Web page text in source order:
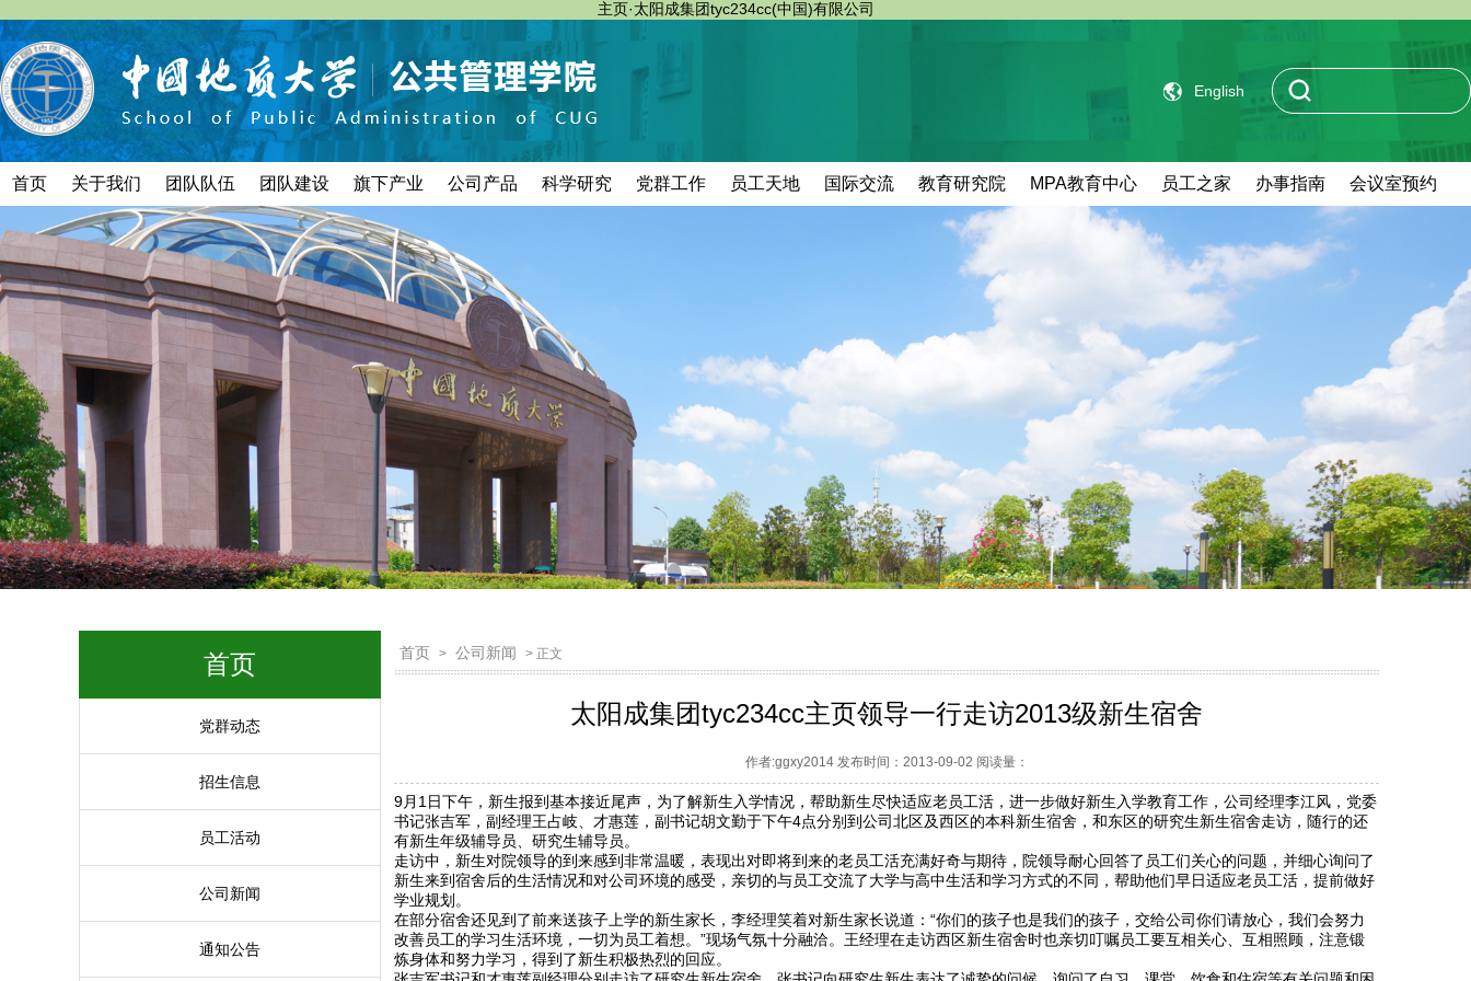
主页·太阳成集团tyc234cc(中国)有限公司
English
首页 关于我们 团队队伍 团队建设 旗下产业 公司产品 科学研究 党群工作 员工天地 国际交流 教育研究院 MPA教育中心 员工之家 办事指南 会议室预约
首页
党群动态
招生信息
员工活动
公司新闻
通知公告
首页 > 公司新闻 > 正文
太阳成集团tyc234cc主页领导一行走访2013级新生宿舍
作者:ggxy2014 发布时间：2013-09-02 阅读量：
9月1日下午，新生报到基本接近尾声，为了解新生入学情况，帮助新生尽快适应老员工活，进一步做好新生入学教育工作，公司经理李江风，党委
书记张吉军，副经理王占岐、才惠莲，副书记胡文勤于下午4点分别到公司北区及西区的本科新生宿舍，和东区的研究生新生宿舍走访，随行的还
有新生年级辅导员、研究生辅导员。
走访中，新生对院领导的到来感到非常温暖，表现出对即将到来的老员工活充满好奇与期待，院领导耐心回答了员工们关心的问题，并细心询问了
新生来到宿舍后的生活情况和对公司环境的感受，亲切的与员工交流了大学与高中生活和学习方式的不同，帮助他们早日适应老员工活，提前做好
学业规划。
在部分宿舍还见到了前来送孩子上学的新生家长，李经理笑着对新生家长说道：“你们的孩子也是我们的孩子，交给公司你们请放心，我们会努力
改善员工的学习生活环境，一切为员工着想。”现场气氛十分融洽。王经理在走访西区新生宿舍时也亲切叮嘱员工要互相关心、互相照顾，注意锻
炼身体和努力学习，得到了新生积极热烈的回应。